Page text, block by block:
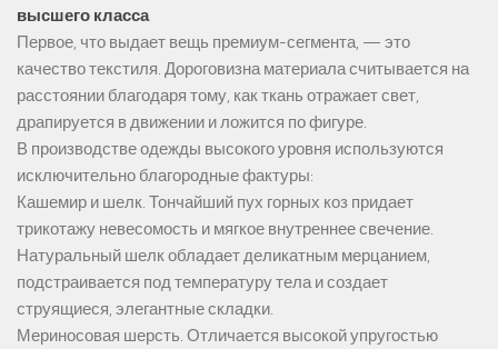
высшего класса
Первое, что выдает вещь премиум-сегмента, — это
качество текстиля. Дороговизна материала считывается на
расстоянии благодаря тому, как ткань отражает свет,
драпируется в движении и ложится по фигуре.
В производстве одежды высокого уровня используются
исключительно благородные фактуры:
Кашемир и шелк. Тончайший пух горных коз придает
трикотажу невесомость и мягкое внутреннее свечение.
Натуральный шелк обладает деликатным мерцанием,
подстраивается под температуру тела и создает
струящиеся, элегантные складки.
Мериносовая шерсть. Отличается высокой упругостью